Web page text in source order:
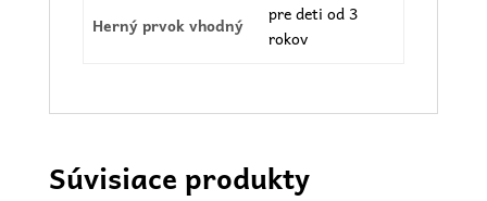
Herný prvok vhodný
pre deti od 3
rokov
Súvisiace produkty